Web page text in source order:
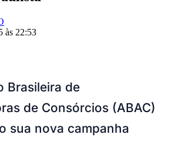
às 22:53
de
de Consórcios (ABAC)
sua nova campanha
este ano. Com o tema